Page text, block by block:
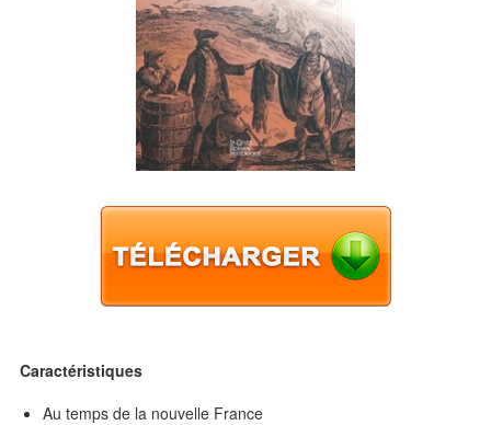
Caractéristiques
Au temps de la nouvelle France